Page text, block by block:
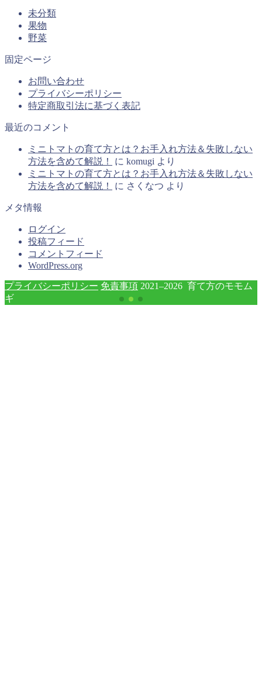
未分類
果物
野菜
固定ページ
お問い合わせ
プライバシーポリシー
特定商取引法に基づく表記
最近のコメント
ミニトマトの育て方とは？お手入れ方法＆失敗しない
方法を含めて解説！
に komugi より
ミニトマトの育て方とは？お手入れ方法＆失敗しない
方法を含めて解説！
に さくなつ より
メタ情報
ログイン
投稿フィード
コメントフィード
WordPress.org
プライバシーポリシー 免責事項 2021–2026 育て方のモモム
ギ